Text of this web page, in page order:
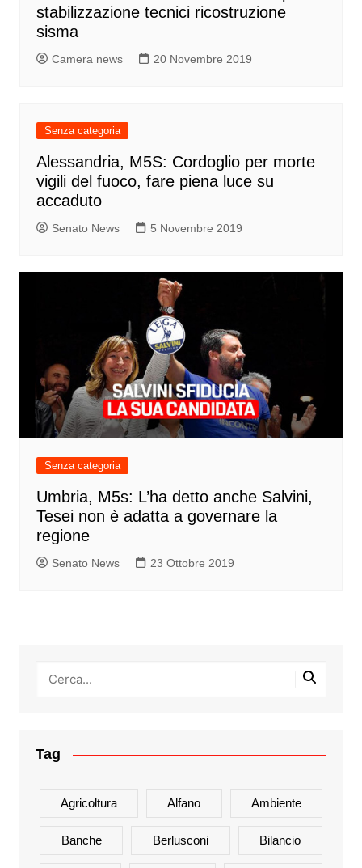
stabilizzazione tecnici ricostruzione
sisma
Camera news 20 Novembre 2019
Senza categoria
Alessandria, M5S: Cordoglio per morte
vigili del fuoco, fare piena luce su
accaduto
Senato News 5 Novembre 2019
Senza categoria
Umbria, M5s: L’ha detto anche Salvini,
Tesei non è adatta a governare la
regione
Senato News 23 Ottobre 2019
Tag
Agricoltura Alfano Ambiente
Banche Berlusconi Bilancio